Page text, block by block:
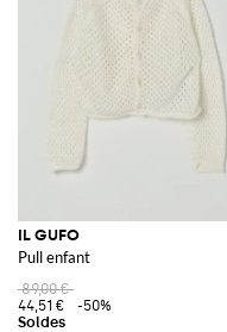
IL GUFO
Pull enfant
89,00 €
44,51 €
-50%